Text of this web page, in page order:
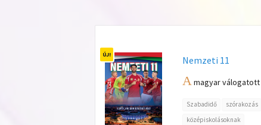
Nemzeti 11
Amagyar
Szabadidő szórakozás
középiskolásoknak